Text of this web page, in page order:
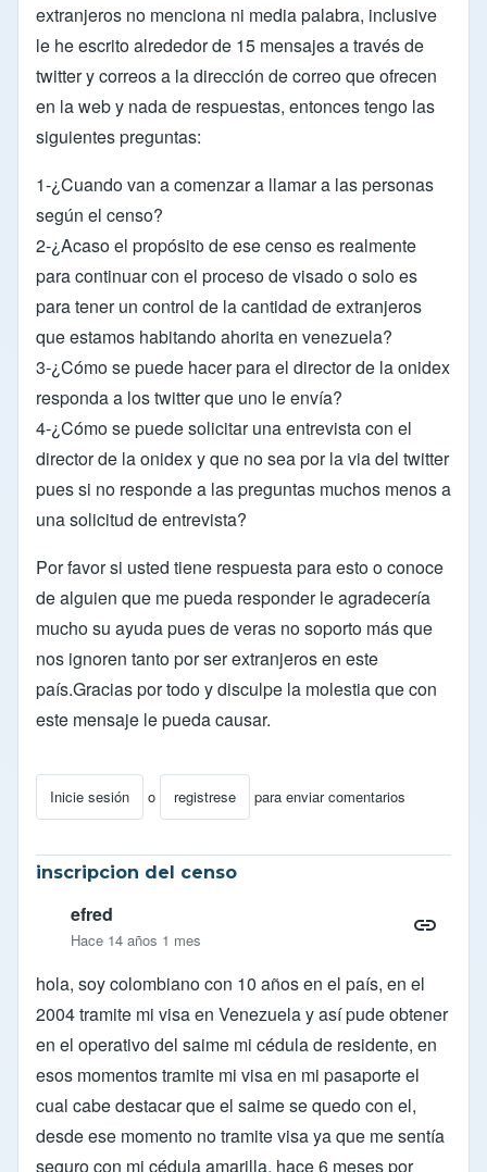
extranjeros no menciona ni media palabra, inclusive
le he escrito alrededor de 15 mensajes a través de
twitter y correos a la dirección de correo que ofrecen
en la web y nada de respuestas, entonces tengo las
siguientes preguntas:
1-¿Cuando van a comenzar a llamar a las personas
según el censo?
2-¿Acaso el propósito de ese censo es realmente
para continuar con el proceso de visado o solo es
para tener un control de la cantidad de extranjeros
que estamos habitando ahorita en venezuela?
3-¿Cómo se puede hacer para el director de la onidex
responda a los twitter que uno le envía?
4-¿Cómo se puede solicitar una entrevista con el
director de la onidex y que no sea por la via del twitter
pues si no responde a las preguntas muchos menos a
una solicitud de entrevista?
Por favor si usted tiene respuesta para esto o conoce
de alguien que me pueda responder le agradecería
mucho su ayuda pues de veras no soporto más que
nos ignoren tanto por ser extranjeros en este
país.Gracias por todo y disculpe la molestia que con
este mensaje le pueda causar.
Inicie sesión o registrese para enviar comentarios
inscripcion del censo
efred
Hace 14 años 1 mes
hola, soy colombiano con 10 años en el país, en el
2004 tramite mi visa en Venezuela y así pude obtener
en el operativo del saime mi cédula de residente, en
esos momentos tramite mi visa en mi pasaporte el
cual cabe destacar que el saime se quedo con el,
desde ese momento no tramite visa ya que me sentía
seguro con mi cédula amarilla, hace 6 meses por